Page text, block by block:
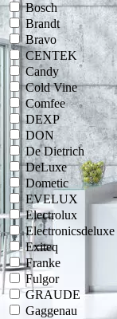
Bosch
Brandt
Bravo
CENTEK
Candy
Cold Vine
Comfee
DEXP
DON
De Dietrich
DeLuxe
Dometic
EVELUX
Electrolux
Electronicsdeluxe
Exiteq
Franke
Fulgor
GRAUDE
Gaggenau